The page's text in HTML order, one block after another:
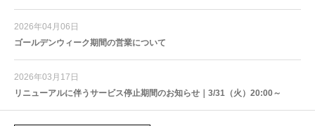
2026年04月06日
ゴールデンウィーク期間の営業について
2026年03月17日
リニューアルに伴うサービス停止期間のお知らせ｜3/31（火）20:00～